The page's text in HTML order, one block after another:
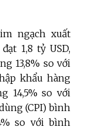
ngạch xuất
1,8 tỷ USD,
13,8% so với
khẩu hàng
14,5% so với
(CPI) bình
so với bình